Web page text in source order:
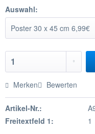
Auswahl:
Merken Bewerten
Artikel-Nr.:
Freitextfeld 1:
1